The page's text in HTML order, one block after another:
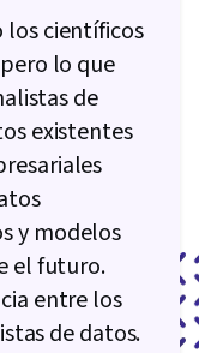
científicos
lo que
de
existentes
y modelos
el futuro.
entre los
de datos.